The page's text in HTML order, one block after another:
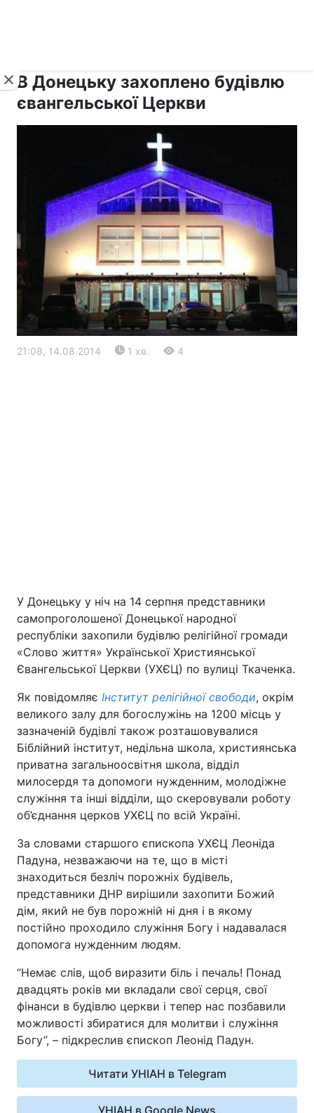
РЕГІОНИ
Київ Львів
Дніпро Харків
Одеса
Спорт Наука
Техно і зв'язок Лайт
Зброя Інциденти
Здоров'я Туризм
Цікавинки Погода
Інтерв'ю Думки
Архів Вакансії
В Донецьку захоплено будівлю
євангельської Церкви
21:08, 14.08.2014 1 хв. 4
У Донецьку у ніч на 14 серпня представники
самопроголошеної Донецької народної
республіки захопили будівлю релігійної громади
«Слово життя» Української Християнської
Євангельської Церкви (УХЄЦ) по вулиці Ткаченка.
Як повідомляє Інститут релігійної свободи, окрім
великого залу для богослужінь на 1200 місць у
зазначеній будівлі також розташовувалися
Біблійний інститут, недільна школа, християнська
приватна загальноосвітня школа, відділ
милосердя та допомоги нужденним, молодіжне
служіння та інші відділи, що скеровували роботу
об’єднання церков УХЄЦ по всій Україні.
За словами старшого єпископа УХЄЦ Леоніда
Падуна, незважаючи на те, що в місті
знаходиться безліч порожніх будівель,
представники ДНР вирішили захопити Божий
дім, який не був порожній ні дня і в якому
постійно проходило служіння Богу і надавалася
допомога нужденним людям.
“Немає слів, щоб виразити біль і печаль! Понад
двадцять років ми вкладали свої серця, свої
фінанси в будівлю церкви і тепер нас позбавили
можливості збиратися для молитви і служіння
Богу”, – підкреслив єпископ Леонід Падун.
Читати УНІАН в Telegram
УНІАН в Google News